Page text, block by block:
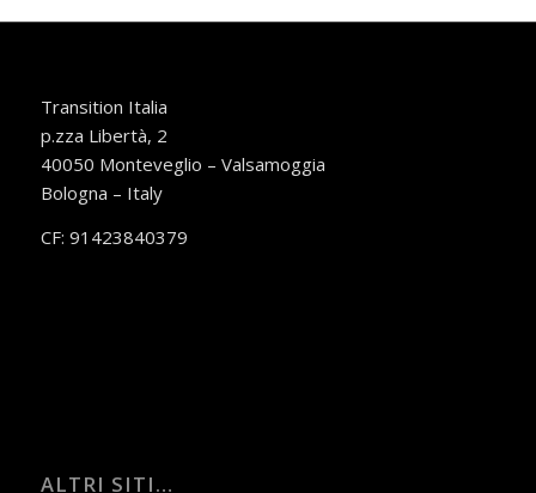
Transition Italia
p.zza Libertà, 2
40050 Monteveglio – Valsamoggia
Bologna – Italy
CF: 91423840379
ALTRI SITI…